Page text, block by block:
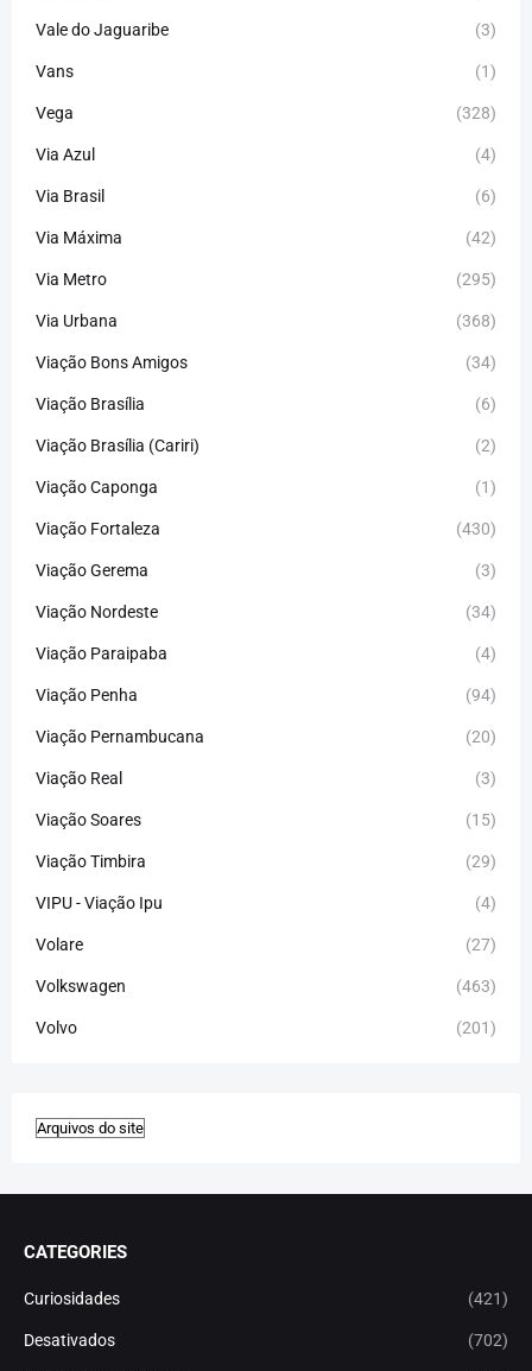
Vale do Jaguaribe (3)
Vans (1)
Vega (328)
Via Azul (4)
Via Brasil (6)
Via Máxima (42)
Via Metro (295)
Via Urbana (368)
Viação Bons Amigos (34)
Viação Brasília (6)
Viação Brasília (Cariri) (2)
Viação Caponga (1)
Viação Fortaleza (430)
Viação Gerema (3)
Viação Nordeste (34)
Viação Paraipaba (4)
Viação Penha (94)
Viação Pernambucana (20)
Viação Real (3)
Viação Soares (15)
Viação Timbira (29)
VIPU - Viação Ipu (4)
Volare (27)
Volkswagen (463)
Volvo (201)
CATEGORIES
Curiosidades (421)
Desativados (702)